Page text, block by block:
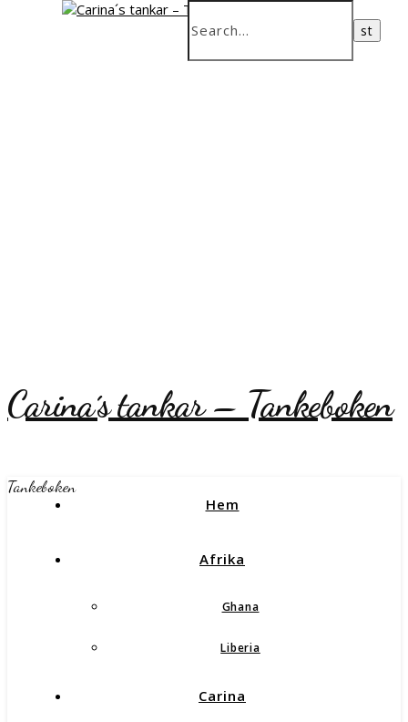
Carina´s tankar – Tankeboken
Tankeboken
Hem
Afrika
Ghana
Liberia
Carina